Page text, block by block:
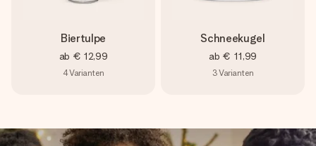
Biertulpe
ab € 12,99
4Varianten
Schneekugel
ab € 11,99
3Varianten